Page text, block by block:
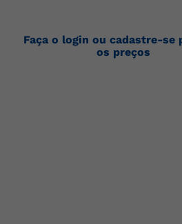
Faça o login ou cadastre-se
os preços